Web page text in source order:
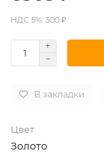
НДС 5%: 300 ₽
В закладки
Цвет
Золото